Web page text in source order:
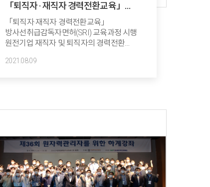
「퇴직자 · 재직자 경력전환교육」
방사선취급감독자면허(SRI)취득 과정
교육 시행
「퇴직자·재직자 경력전환교육」
방사선취급감독자면허(SRI) 교육과정 시행
원전기업 재직자 및 퇴직자의 경력전환
취득 교육 과정 시행​ 한국원자력산업협회는
이번 교육은 원자력 분야 2년 이상 경력을
보유한 원전기업 재직자와 퇴직자 16명을
대상으로 방사선취급감독자면허(SRI)
자격증 취득 과정 교육을 통해 경력전환을
지원하였다.이번 교육은 6월 14일부터 SRI
2021.08.09